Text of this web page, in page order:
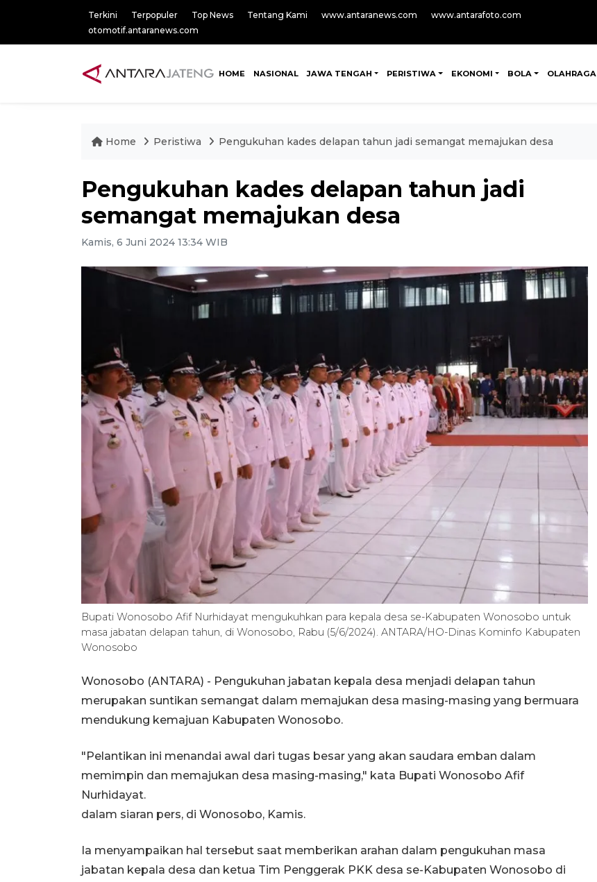
Terkini Terpopuler Top News Tentang Kami www.antaranews.com
www.antarafoto.com
otomotif.antaranews.com
HOME NASIONAL JAWA TENGAH PERISTIWA EKONOMI BOLA OLAHRAGA
Home Peristiwa Pengukuhan kades delapan tahun jadi semangat memajukan desa
Pengukuhan kades delapan tahun jadi
semangat memajukan desa
Kamis, 6 Juni 2024 13:34 WIB
Bupati Wonosobo Afif Nurhidayat mengukuhkan para kepala desa se-Kabupaten Wonosobo untuk
masa jabatan delapan tahun, di Wonosobo, Rabu (5/6/2024). ANTARA/HO-Dinas Kominfo Kabupaten
Wonosobo
Wonosobo (ANTARA) - Pengukuhan jabatan kepala desa menjadi delapan tahun
merupakan suntikan semangat dalam memajukan desa masing-masing yang bermuara
mendukung kemajuan Kabupaten Wonosobo.
"Pelantikan ini menandai awal dari tugas besar yang akan saudara emban dalam
memimpin dan memajukan desa masing-masing," kata Bupati Wonosobo Afif
Nurhidayat.
dalam siaran pers, di Wonosobo, Kamis.
Ia menyampaikan hal tersebut saat memberikan arahan dalam pengukuhan masa
jabatan kepala desa dan ketua Tim Penggerak PKK desa se-Kabupaten Wonosobo di